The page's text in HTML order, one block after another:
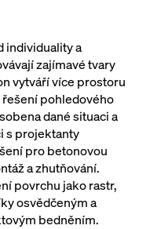
individuality a
zajímavé tvary
vytváří více prostoru
pohledového
dané situaci a
s projektanty
pro betonovou
a zhutňování.
povrchu jako rastr,
osvědčeným a
bedněním.